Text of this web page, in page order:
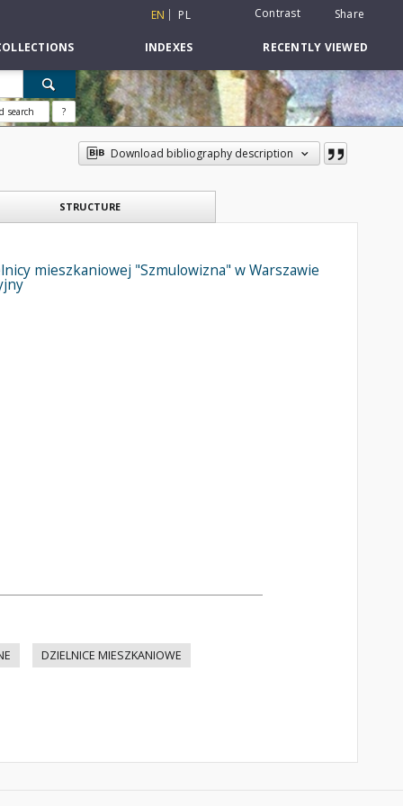
EN PL Contrast Share
INDEXES RECENTLY VIEWED
search ?
Download bibliography description
STRUCTURE
mieszkaniowej "Szmulowizna" w Warszawie
DZIELNICE MIESZKANIOWE